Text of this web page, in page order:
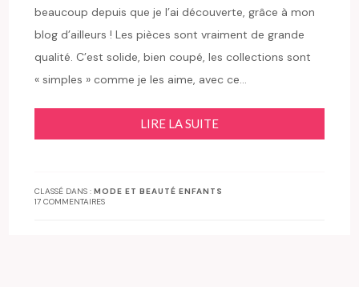
beaucoup depuis que je l’ai découverte, grâce à mon
blog d’ailleurs ! Les pièces sont vraiment de grande
qualité. C’est solide, bien coupé, les collections sont
« simples » comme je les aime, avec ce…
LIRE LA SUITE
CLASSÉ DANS :MODE ET BEAUTÉ ENFANTS
17 COMMENTAIRES